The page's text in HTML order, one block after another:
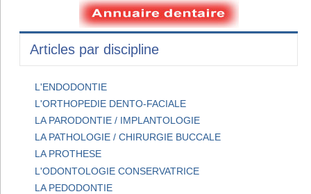
Articles par discipline
L'ENDODONTIE
L'ORTHOPEDIE DENTO-FACIALE
LA PARODONTIE / IMPLANTOLOGIE
LA PATHOLOGIE / CHIRURGIE BUCCALE
LA PROTHESE
L'ODONTOLOGIE CONSERVATRICE
LA PEDODONTIE